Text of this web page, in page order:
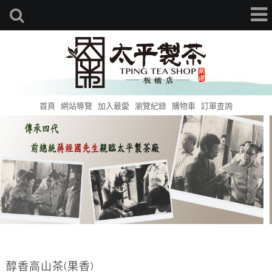
首頁 網站導覽 加入最愛 瀏覽紀錄 購物車 訂單查詢
醇香高山茶(果香)